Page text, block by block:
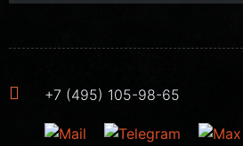
+7 (495) 105-98-65